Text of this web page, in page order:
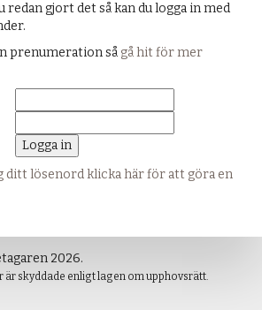
redan gjort det så kan du logga in med
prenumeration så gå hit för mer
ditt lösenord klicka här för att göra en
2026.
är skyddade enligt lagen om upphovsrätt.